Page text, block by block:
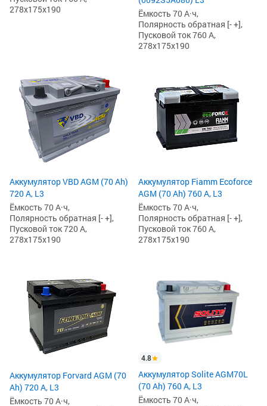
278x175x190
Ёмкость 70 А·ч,
Полярность обратная [- +],
Пусковой ток 760 А,
278x175x190
Аккумулятор VBD AGM (70 Ah)
720 А, L3
Ёмкость 70 А·ч,
Полярность обратная [- +],
Пусковой ток 720 А,
278x175x190
Аккумулятор Fiamm Ecoforce
AGM (70 Ah) 760 А, L3
Ёмкость 70 А·ч,
Полярность обратная [- +],
Пусковой ток 760 А,
278x175x190
Аккумулятор Forvard AGM (70
Ah) 720 А, L3
Ёмкость 70 А·ч,
4.8
Аккумулятор Solite AGM70L
(70 Ah) 760 А, L3
Ёмкость 70 А·ч,